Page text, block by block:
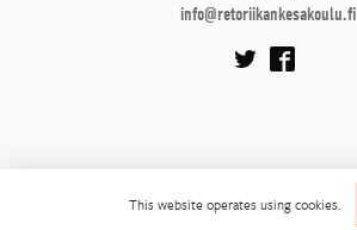
This website operates using cookies.
info@retoriikankesakoulu.fi